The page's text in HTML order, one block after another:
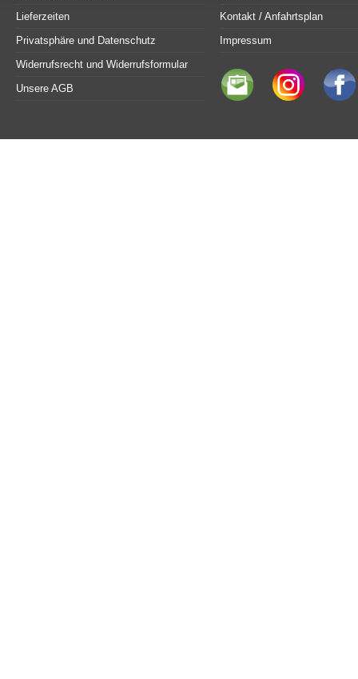
Lieferzeiten
Privatsphäre und Datenschutz
Widerrufsrecht und Widerrufsformular
Unsere AGB
Kontakt / Anfahrtsplan
Impressum